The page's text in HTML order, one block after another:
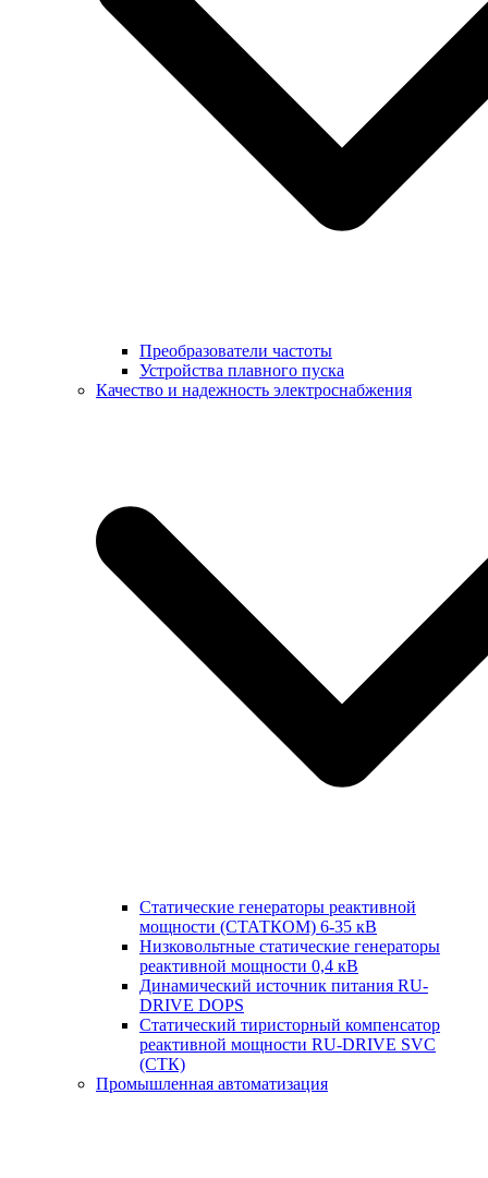
Преобразователи частоты
Устройства плавного пуска
Качество и надежность электроснабжения
Статические генераторы реактивной
мощности (СТАТКОМ) 6-35 кВ
Низковольтные статические генераторы
реактивной мощности 0,4 кВ
Динамический источник питания RU-
DRIVE DOPS
Cтатический тиристорный компенсатор
реактивной мощности RU-DRIVE SVC
(СТК)
Промышленная автоматизация